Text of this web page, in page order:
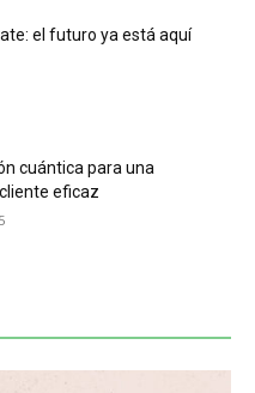
el futuro ya está aquí
cuántica para una
eficaz